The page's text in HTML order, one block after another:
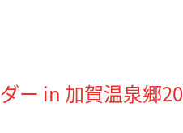
ダー in 加賀温泉郷